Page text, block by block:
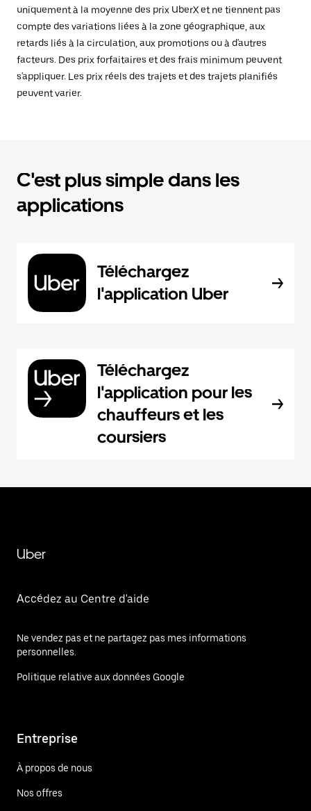
uniquement à la moyenne des prix UberX et ne tiennent pas
compte des variations liées à la zone géographique, aux
retards liés à la circulation, aux promotions ou à d'autres
facteurs. Des prix forfaitaires et des frais minimum peuvent
s'appliquer. Les prix réels des trajets et des trajets planifiés
peuvent varier.
C'est plus simple dans les
applications
Téléchargez
l'application Uber
Téléchargez
l'application pour les
chauffeurs et les
coursiers
Uber
Accédez au Centre d'aide
Ne vendez pas et ne partagez pas mes informations
personnelles.
Politique relative aux données Google
Entreprise
À propos de nous
Nos offres